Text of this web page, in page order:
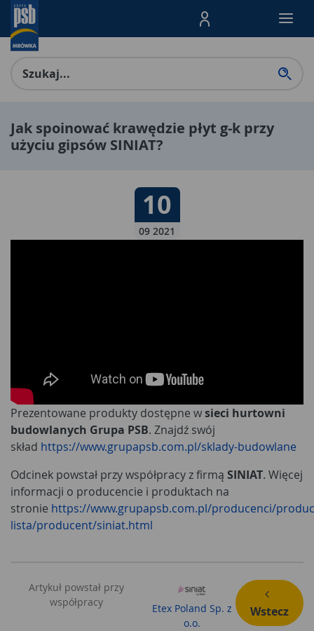
Menu Produktów,
Jak spoinować krawędzie płyt g-k przy
użyciu gipsów SINIAT?
Data publikacji:
10
09 2021
Prezentowane produkty dostępne wsieci hurtowni
budowlanych Grupa PSB. Znajdź swój
skład https://www.grupapsb.com.pl/sklady-budowlane
Odcinek powstał przy współpracy z firmą SINIAT. Więcej
informacji o producencie i produktach na
stronie https://www.grupapsb.com.pl/producenci/
lista/producent/siniat.html
Artykuł powstał przy
współpracy
Etex Poland Sp. z
o.o.
Wstecz